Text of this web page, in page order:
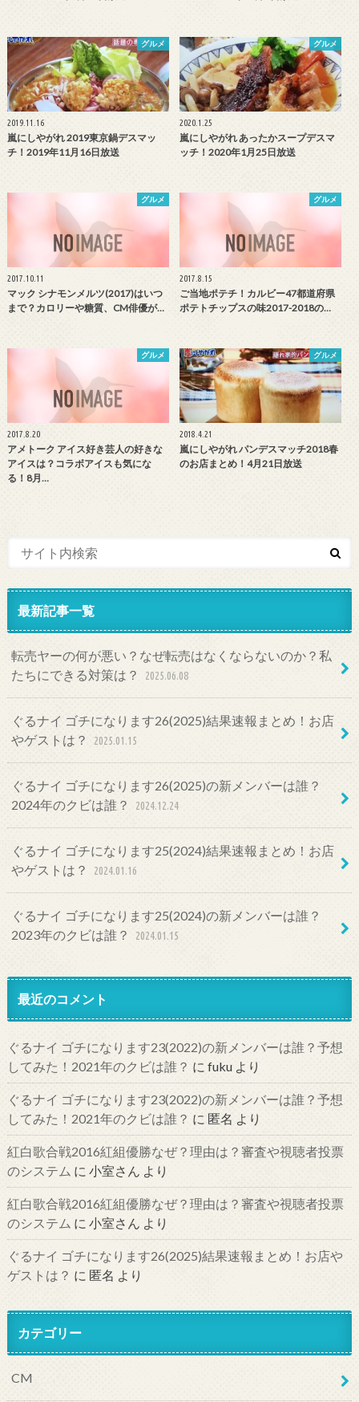
グルメ
2019.11.16
嵐にしやがれ 2019東京鍋デスマッ
チ！2019年11月16日放送
グルメ
2020.1.25
嵐にしやがれ あったかスープデスマ
ッチ！2020年1月25日放送
グルメ
2017.10.11
マック シナモンメルツ(2017)はいつ
まで？カロリーや糖質、CM俳優が…
グルメ
2017.8.15
ご当地ポテチ！カルビー47都道府県
ポテトチップスの味2017-2018の…
グルメ
2017.8.20
アメトーク アイス好き芸人の好きな
アイスは？コラボアイスも気にな
る！8月…
グルメ
2018.4.21
嵐にしやがれ パンデスマッチ2018春
のお店まとめ！4月21日放送
最新記事一覧
転売ヤーの何が悪い？なぜ転売はなくならないのか？私
たちにできる対策は？
2025.06.08
ぐるナイ ゴチになります26(2025)結果速報まとめ！お店
やゲストは？
2025.01.15
ぐるナイ ゴチになります26(2025)の新メンバーは誰？
2024年のクビは誰？
2024.12.24
ぐるナイ ゴチになります25(2024)結果速報まとめ！お店
やゲストは？
2024.01.16
ぐるナイ ゴチになります25(2024)の新メンバーは誰？
2023年のクビは誰？
2024.01.15
最近のコメント
ぐるナイ ゴチになります23(2022)の新メンバーは誰？予想
してみた！2021年のクビは誰？ に fukuより
ぐるナイ ゴチになります23(2022)の新メンバーは誰？予想
してみた！2021年のクビは誰？ に 匿名 より
紅白歌合戦2016紅組優勝なぜ？理由は？審査や視聴者投票
のシステム に 小室さん より
紅白歌合戦2016紅組優勝なぜ？理由は？審査や視聴者投票
のシステム に 小室さん より
ぐるナイ ゴチになります26(2025)結果速報まとめ！お店や
ゲストは？ に 匿名 より
カテゴリー
CM